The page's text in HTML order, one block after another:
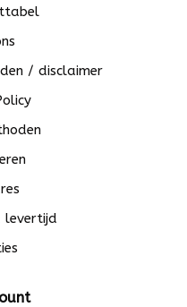
/ disclaimer
levertijd